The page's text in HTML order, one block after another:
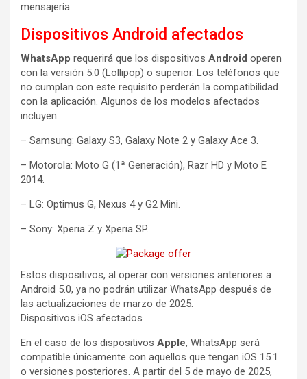
mensajería.
Dispositivos Android afectados
WhatsApp requerirá que los dispositivos Android operen
con la versión 5.0 (Lollipop) o superior. Los teléfonos que
no cumplan con este requisito perderán la compatibilidad
con la aplicación. Algunos de los modelos afectados
incluyen:
– Samsung: Galaxy S3, Galaxy Note 2 y Galaxy Ace 3.
– Motorola: Moto G (1ª Generación), Razr HD y Moto E
2014.
– LG: Optimus G, Nexus 4 y G2 Mini.
– Sony: Xperia Z y Xperia SP.
Estos dispositivos, al operar con versiones anteriores a
Android 5.0, ya no podrán utilizar WhatsApp después de
las actualizaciones de marzo de 2025.
Dispositivos iOS afectados
En el caso de los dispositivos Apple, WhatsApp será
compatible únicamente con aquellos que tengan iOS 15.1
o versiones posteriores. A partir del 5 de mayo de 2025,